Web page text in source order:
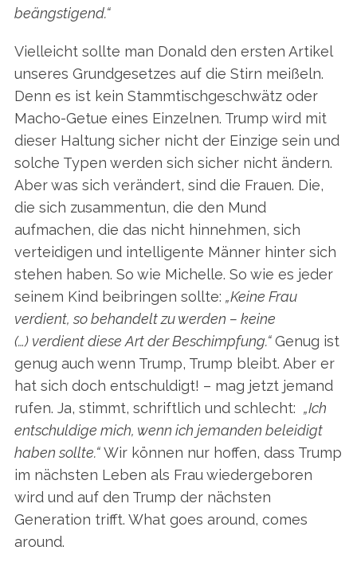
beängstigend.“
Vielleicht sollte man Donald den ersten Artikel
unseres Grundgesetzes auf die Stirn meißeln.
Denn es ist kein Stammtischgeschwätz oder
Macho-Getue eines Einzelnen. Trump wird mit
dieser Haltung sicher nicht der Einzige sein und
solche Typen werden sich sicher nicht ändern.
Aber was sich verändert, sind die Frauen. Die,
die sich zusammentun, die den Mund
aufmachen, die das nicht hinnehmen, sich
verteidigen und intelligente Männer hinter sich
stehen haben. So wie Michelle. So wie es jeder
seinem Kind beibringen sollte: „Keine Frau
verdient, so behandelt zu werden – keine
(…) verdient diese Art der Beschimpfung.“Genug ist
genug auch wenn Trump, Trump bleibt. Aber er
hat sich doch entschuldigt! – mag jetzt jemand
rufen. Ja, stimmt, schriftlich und schlecht: „Ich
entschuldige mich, wenn ich jemanden beleidigt
haben sollte.“Wir können nur hoffen, dass Trump
im nächsten Leben als Frau wiedergeboren
wird und auf den Trump der nächsten
Generation trifft. What goes around, comes
around.
S
e